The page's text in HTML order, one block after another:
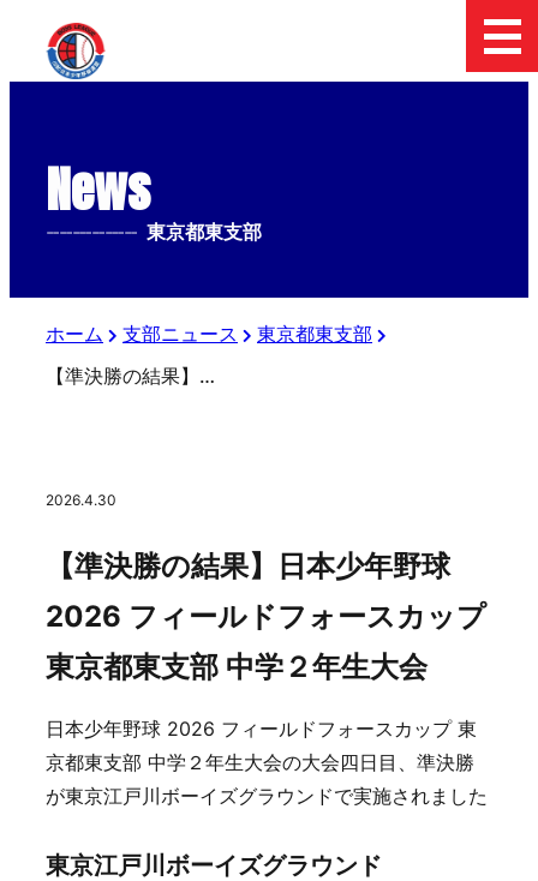
News
-------------- 東京都東支部
ホーム 支部ニュース
東京都東支部
【準決勝の結果】日本少年野球 2026 フィールドフォースカップ 東京都東支部 中学２年生大会
2026.4.30
【準決勝の結果】日本少年野球
2026 フィールドフォースカップ
東京都東支部 中学２年生大会
日本少年野球 2026 フィールドフォースカップ 東
京都東支部 中学２年生大会の大会四日目、準決勝
が東京江戸川ボーイズグラウンドで実施されました
東京江戸川ボーイズグラウンド